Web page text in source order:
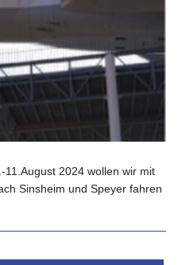
2024 wollen wir mit
Sinsheim und Speyer fahren